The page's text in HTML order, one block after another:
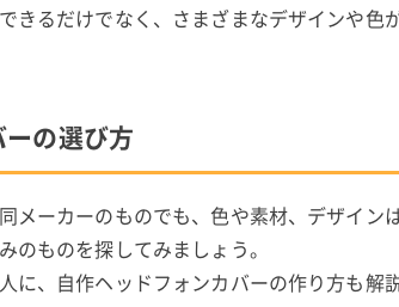
きるだけでなく、さまざまなデザインや色
の選び方
メーカーのものでも、色や素材、デザイン
のものを探してみましょう。
に、自作ヘッドフォンカバーの作り方も解